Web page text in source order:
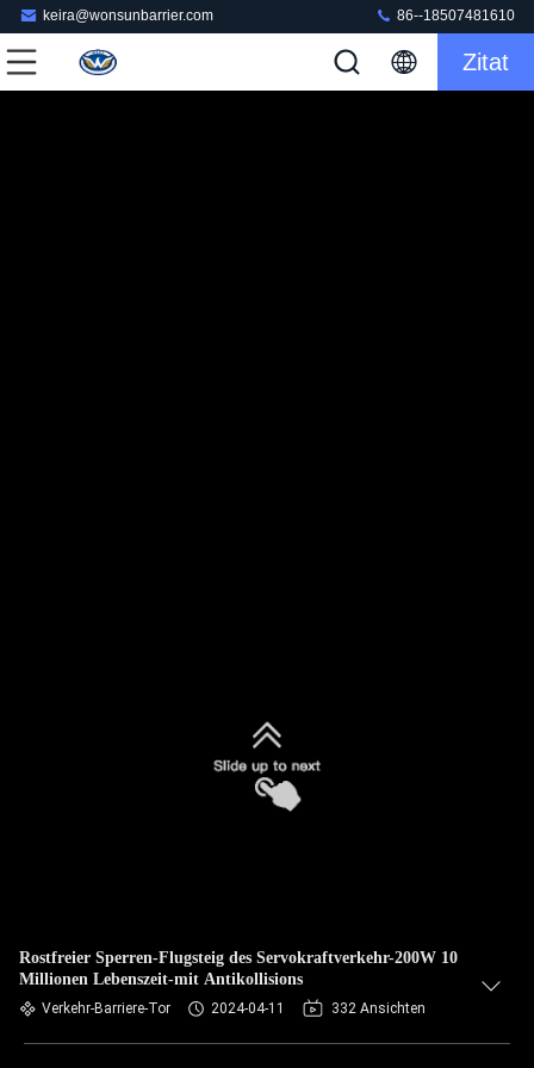
keira@wonsunbarrier.com 86--18507481610
Zitat
Rostfreier Sperren-Flugsteig des Servokraftverkehr-200W 10
Millionen Lebenszeit-mit Antikollisions
Verkehr-Barriere-Tor 2024-04-11 332 Ansichten